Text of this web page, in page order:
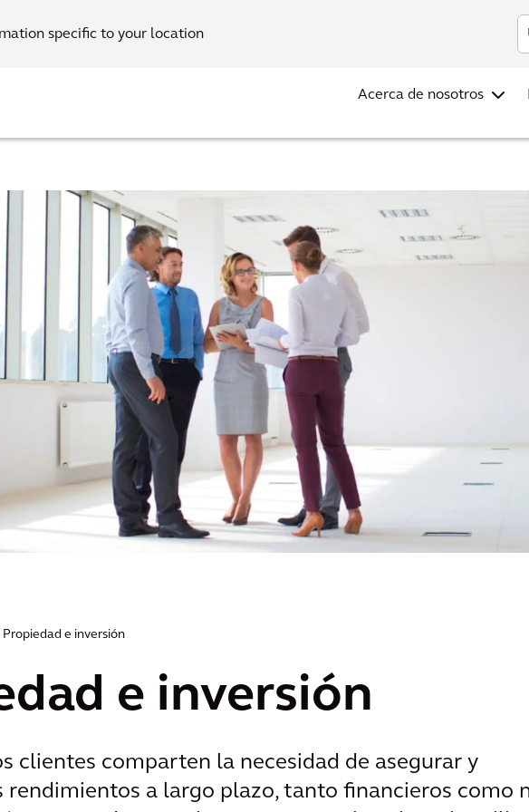
specific to your location
Acerca de nosotros
Propiedad e inversión
e inversión
clientes comparten la necesidad de asegurar y
rendimientos a largo plazo, tanto financieros como